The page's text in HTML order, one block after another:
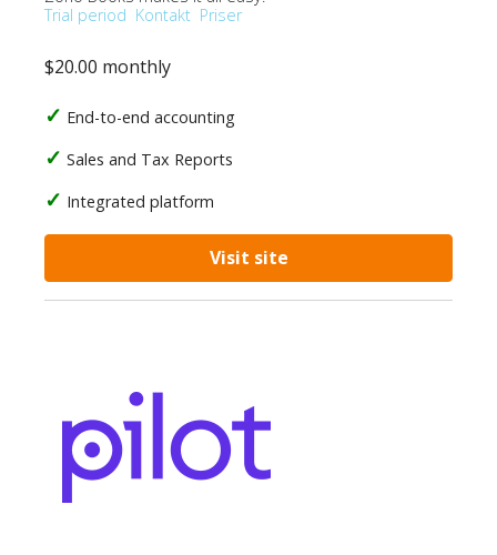
Trial period Kontakt Priser
$20.00 monthly
End-to-end accounting
Sales and Tax Reports
Integrated platform
Visit site